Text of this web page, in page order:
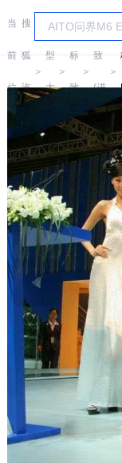
当
前
位
搜
狐
汽
＞
车
型
大
＞
标
致
＞
标
致
(进
＞